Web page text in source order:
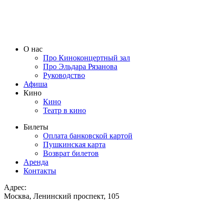
О нас
Про Киноконцертный зал
Про Эльдара Рязанова
Руководство
Афиша
Кино
Кино
Театр в кино
Билеты
Оплата банковской картой
Пушкинская карта
Возврат билетов
Аренда
Контакты
Адрес:
Москва, Ленинский проспект, 105